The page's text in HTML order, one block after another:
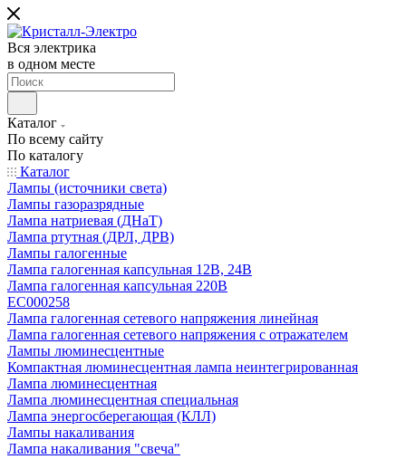
Вся электрика
в одном месте
Каталог
По всему сайту
По каталогу
Каталог
Лампы (источники света)
Лампы газоразрядные
Лампа натриевая (ДНаТ)
Лампа ртутная (ДРЛ, ДРВ)
Лампы галогенные
Лампа галогенная капсульная 12В, 24В
Лампа галогенная капсульная 220В
EC000258
Лампа галогенная сетевого напряжения линейная
Лампа галогенная сетевого напряжения с отражателем
Лампы люминесцентные
Компактная люминесцентная лампа неинтегрированная
Лампа люминесцентная
Лампа люминесцентная специальная
Лампа энергосберегающая (КЛЛ)
Лампы накаливания
Лампа накаливания "свеча"